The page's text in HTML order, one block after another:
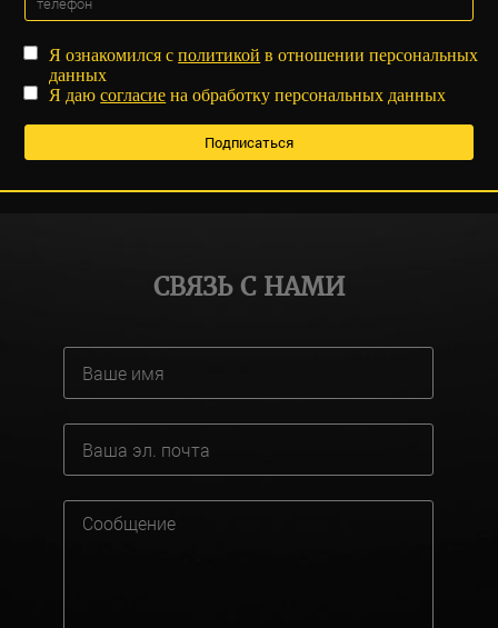
Я ознакомился сполитикой в отношении персональных
данных
Я даюсогласие на обработку персональных данных
СВЯЗЬ С НАМИ